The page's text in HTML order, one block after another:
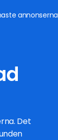
annonserna
Det